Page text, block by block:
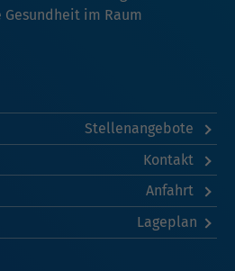
im Raum
Stellenangebote
Kontakt
Anfahrt
Lageplan